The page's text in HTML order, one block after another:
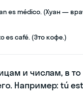
es médico. (Хуан —
es café. (Это кофе.)
и числам, в то
Например: tú